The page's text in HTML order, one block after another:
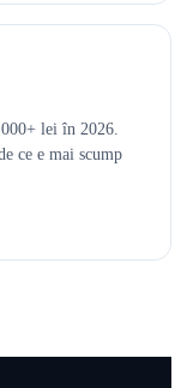
lei în 2026.
ce e mai scump